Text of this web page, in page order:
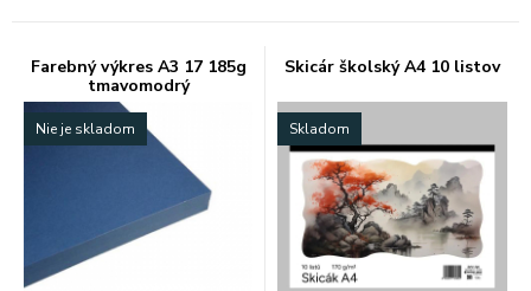
Farebný výkres A3 17 185g
tmavomodrý
Nie je skladom
Skicár školský A4 10 listov
Skladom